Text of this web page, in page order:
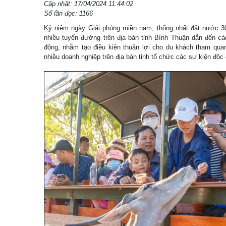
Cập nhật: 17/04/2024 11:44:02
Số lần đọc: 1166
Kỷ niệm ngày Giải phóng miền nam, thống nhất đất nước
nhiều tuyến đường trên địa bàn tỉnh Bình Thuận dẫn đến
động, nhằm tạo điều kiện thuận lợi cho du khách tham
nhiều doanh nghiệp trên địa bàn tỉnh tổ chức các sự kiện